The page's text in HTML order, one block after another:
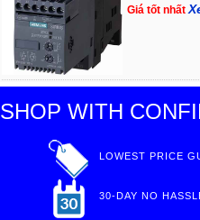
Giá tốt nhất
SHOP WITH
LOWEST PRICE
30-DAY NO